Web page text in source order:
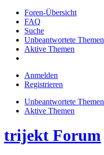
Foren-Übersicht
FAQ
Suche
Unbeantwortete Themen
Aktive Themen
Anmelden
Registrieren
Unbeantwortete Themen
Aktive Themen
trijekt Forum